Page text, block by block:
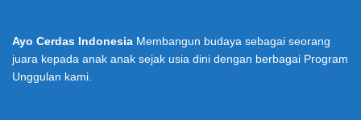
Ayo Cerdas Indonesia Membangun budaya sebagai seorang
juara kepada anak anak sejak usia dini dengan berbagai Program
Unggulan kami.